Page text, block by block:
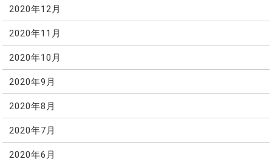
2020年12月
2020年11月
2020年10月
2020年9月
2020年8月
2020年7月
2020年6月